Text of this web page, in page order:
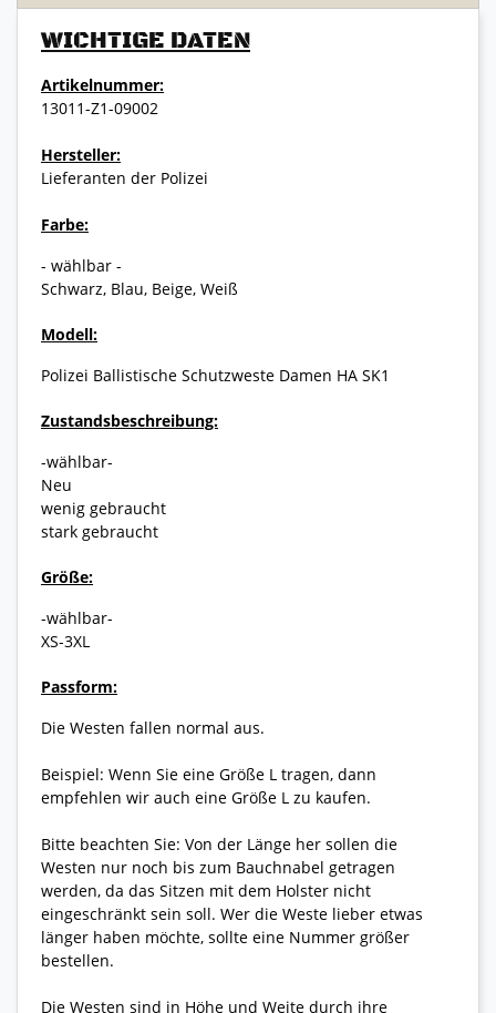
WICHTIGE DATEN
Artikelnummer:
13011-Z1-09002
Hersteller:
Lieferanten der Polizei
Farbe:
- wählbar -
Schwarz, Blau, Beige, Weiß
Modell:
Polizei Ballistische Schutzweste Damen HA SK1
Zustandsbeschreibung:
-wählbar-
Neu
wenig gebraucht
stark gebraucht
Größe:
-wählbar-
XS-3XL
Passform:
Die Westen fallen normal aus.
Beispiel: Wenn Sie eine Größe L tragen, dann
empfehlen wir auch eine Größe L zu kaufen.
Bitte beachten Sie: Von der Länge her sollen die
Westen nur noch bis zum Bauchnabel getragen
werden, da das Sitzen mit dem Holster nicht
eingeschränkt sein soll. Wer die Weste lieber etwas
länger haben möchte, sollte eine Nummer größer
bestellen.
Die Westen sind in Höhe und Weite durch ihre